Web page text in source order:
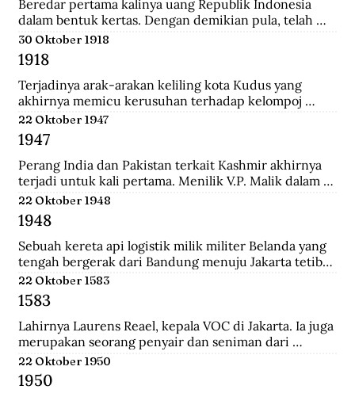
Presiden No.14 Tahun 1967 tentang perayaan
masyarakat Tionghoa.
Beredar pertama kalinya uang Republik Indonesia
dalam bentuk kertas. Dengan demikian pula, telah
diresmikan bahwa uang Jepang dan Javasche Bank
tidak berlaku lagi.
30 Oktober 1918
1918
Terjadinya arak-arakan keliling kota Kudus yang
akhirnya memicu kerusuhan terhadap kelompoj
Tionghoa disana.
22 Oktober 1947
1947
Perang India dan Pakistan terkait Kashmir akhirnya
terjadi untuk kali pertama. Menilik V.P. Malik dalam
Kargil from Surprise to Victory, Perang Indo-Pakistani
I itu membawa korban 1.104 jiwa di pihak India dan
6.000 di pihak Pakistan.
22 Oktober 1948
1948
Sebuah kereta api logistik milik militer Belanda yang
tengah bergerak dari Bandung menuju Jakarta tetiba
terguling di kawasan Bendul. Sejumlah penumpang
tewas seketika dan puluhan lainya mengalami luka-
luka.
22 Oktober 1583
1583
Lahirnya Laurens Reael, kepala VOC di Jakarta. Ia juga
merupakan seorang penyair dan seniman dari
Belanda.
22 Oktober 1950
1950